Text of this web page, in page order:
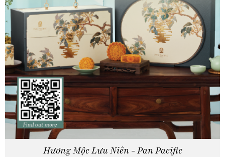
Hương Mộc Lưu Niên - Pan Pacific